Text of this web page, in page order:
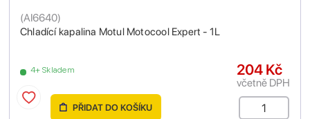
Chladící kapalina Motul Motocool Expert - 1L
(AI6640)
4+ Skladem 204 Kč
včetně DPH
PŘIDAT DO KOŠÍKU